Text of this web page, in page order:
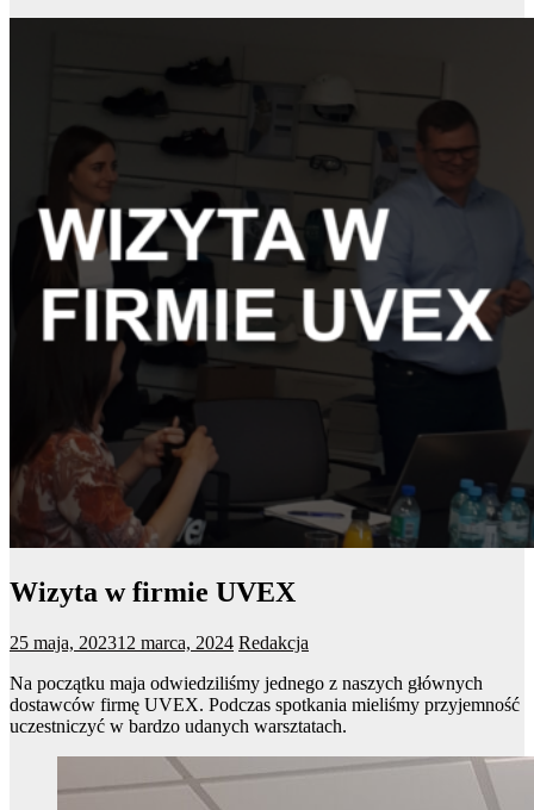
Wizyta w firmie UVEX
25 maja, 202312 marca, 2024 Redakcja
Na początku maja odwiedziliśmy jednego z naszych głównych
dostawców firmę UVEX. Podczas spotkania mieliśmy przyjemność
uczestniczyć w bardzo udanych warsztatach.